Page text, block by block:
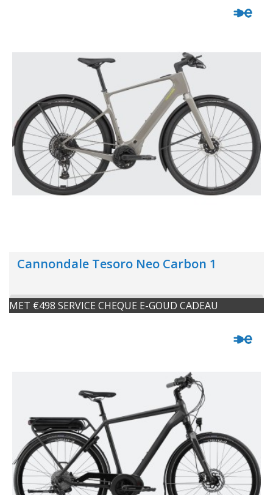
Cannondale Tesoro Neo Carbon 1
MET €498 SERVICE CHEQUE E-GOUD CADEAU